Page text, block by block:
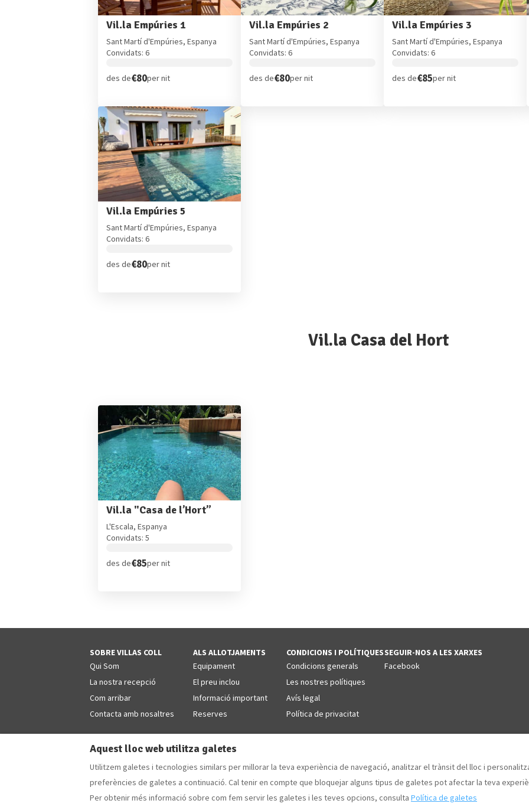
Vil.la Empúries 1
Sant Martí d'Empúries, Espanya
Convidats: 6
des de€80per nit
Vil.la Empúries 2
Sant Martí d'Empúries, Espanya
Convidats: 6
des de€80per nit
Vil.la Empúries 3
Sant Martí d'Empúries, Espanya
Convidats: 6
des de€85per nit
Vil.la Empúries 5
Sant Martí d'Empúries, Espanya
Convidats: 6
des de€80per nit
Vil.la Casa del Hort
Vil.la "Casa de l’Hort”
L'Escala, Espanya
Convidats: 5
des de€85per nit
SOBRE VILLAS COLL
Qui Som
La nostra recepció
Com arribar
Contacta amb nosaltres
ALS ALLOTJAMENTS
Equipament
El preu inclou
Informació important
Reserves
CONDICIONS I POLÍTIQUES
Condicions generals
Les nostres polítiques
Avís legal
Política de privacitat
SEGUIR-NOS A LES XARXES
Facebook
Catalan EUR +34 629853868
Camí Forestal 3, Sant Martí d'Empúries - L'Escala, Girona, Espanya 17130.
Aquest lloc web utilitza galetes
Utilitzem galetes i tecnologies similars per millorar la teva experiència de navegació, analitzar el trànsit del lloc i
preferències de galetes a continuació. Cal tenir en compte que bloquejar alguns tipus de galetes pot afectar la teva
Per obtenir més informació sobre com fem servir les galetes i les teves opcions, consulta Política de galetes